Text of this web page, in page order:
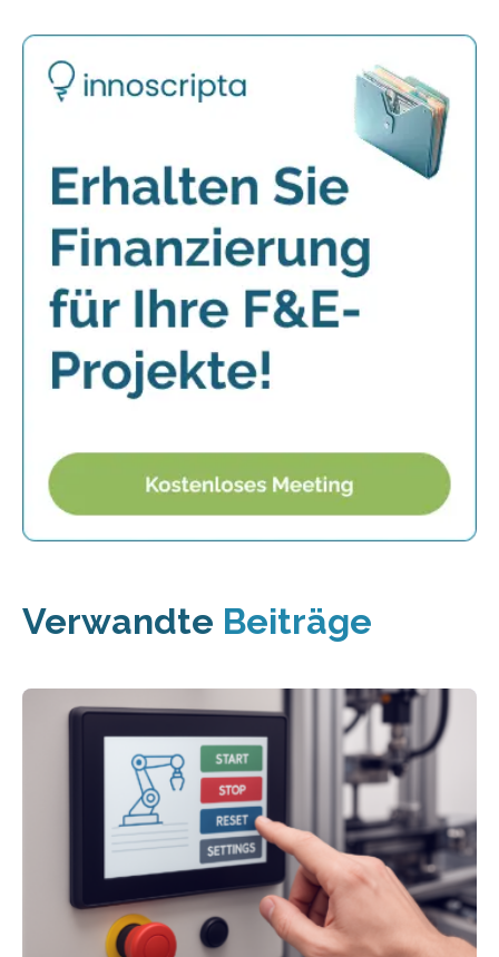
Verwandte Beiträge